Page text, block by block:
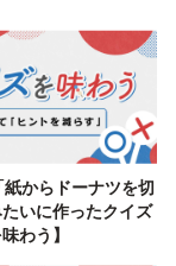
からドーナツを切
いに作ったクイズ
わう】